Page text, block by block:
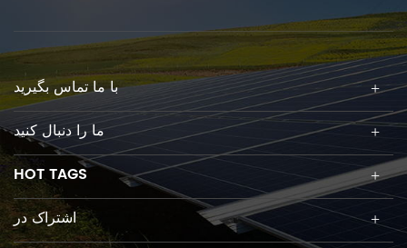
با ما تماس بگیرید
ما را دنبال کنید
HOT TAGS
اشتراک در